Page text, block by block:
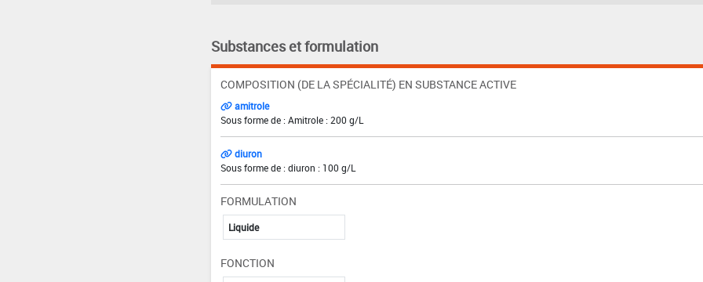
Substances et formulation
COMPOSITION (DE LA SPÉCIALITÉ) EN SUBSTANCE ACTIVE
amitrole
Sous forme de : Amitrole : 200 g/L
diuron
Sous forme de : diuron : 100 g/L
FORMULATION
Liquide
FONCTION